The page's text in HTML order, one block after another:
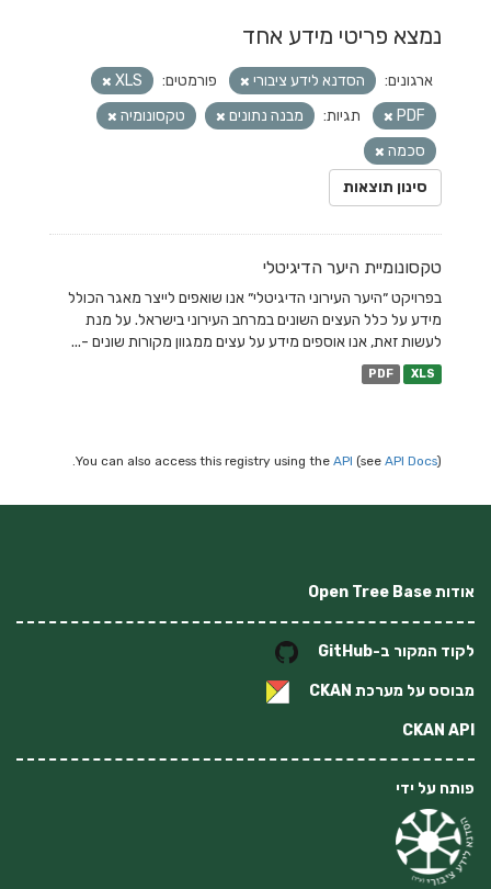
נמצא פריטי מידע אחד
ארגונים: הסדנא לידע ציבורי פורמטים:
XLS
PDF
תגיות: מבנה נתונים
טקסונומיה
סכמה
סינון תוצאות
טקסונומיית היער הדיגיטלי
בפרויקט ״היער העירוני הדיגיטלי״ אנו שואפים לייצר מאגר הכולל
מידע על כלל העצים השונים במרחב העירוני בישראל. על מנת
לעשות זאת, אנו אוספים מידע על עצים ממגוון מקורות שונים -...
PDF XLS
You can also access this registry using the API (see API Docs).
אודות Open Tree Base
לקוד המקור ב-GitHub
מבוסס על מערכת CKAN
CKAN API
פותח על ידי